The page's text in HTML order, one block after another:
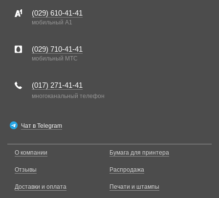
(029) 610-41-41
мобильный A1
(029) 710-41-41
мобильный MTC
(017) 271-41-41
многоканальный телефон
Чат в Telegram
О компании
Отзывы
Доставки и оплата
Бумага для принтера
Распродажа
Печати и штампы